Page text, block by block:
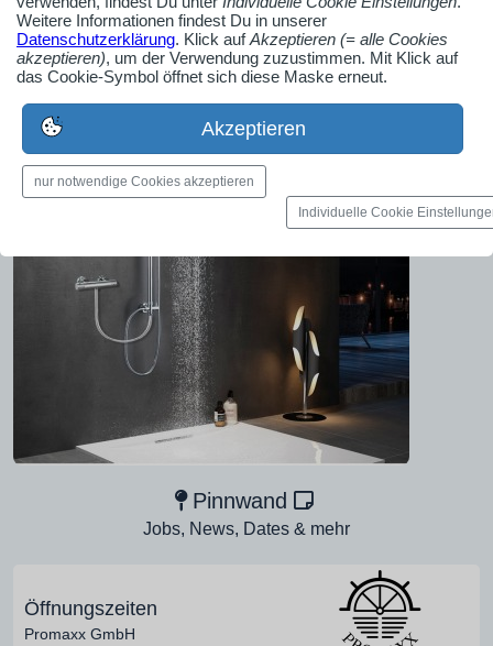
Pinnwand
Jobs, News, Dates & mehr
Öffnungszeiten
Promaxx GmbH
Weitere Informationen findest Du in unserer
Datenschutzerklärung. Klick aufAkzeptieren (= alle Cookies
akzeptieren), um der Verwendung zuzustimmen. Mit Klick auf
das Cookie-Symbol öffnet sich diese Maske erneut.
Akzeptieren
nur notwendige Cookies akzeptieren
Individuelle Cookie